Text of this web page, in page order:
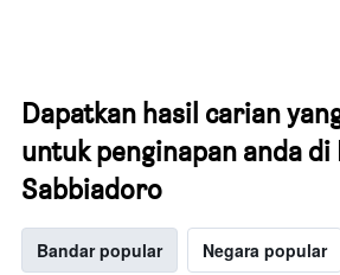
Dapatkan hasil carian
untuk penginapan anda di
Sabbiadoro
Bandar popular Negara popular